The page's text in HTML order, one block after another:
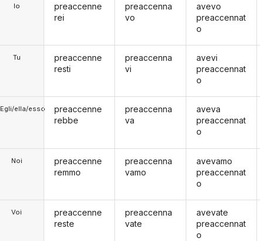
Io
Tu
Egli/ella/esso
Noi
Voi
preaccenne
rei
preaccenne
resti
preaccenne
rebbe
preaccenne
remmo
preaccenne
reste
preaccenna
vo
preaccenna
vi
preaccenna
va
preaccenna
vamo
preaccenna
vate
avevo
preaccennat
o
avevi
preaccennat
o
aveva
preaccennat
o
avevamo
preaccennat
o
avevate
preaccennat
o